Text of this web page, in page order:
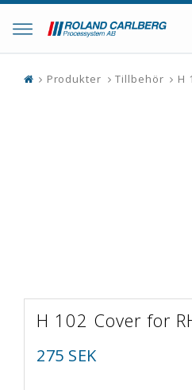
Toggle
navigation
Produkter Tillbehör H
H 102 Cover for
275 SEK